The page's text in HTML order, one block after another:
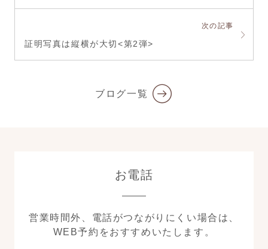
次の記事
証明写真は縦横が大切<第2弾>
ブログ一覧
お電話
営業時間外、電話がつながりにくい場合は、
WEB予約をおすすめいたします。